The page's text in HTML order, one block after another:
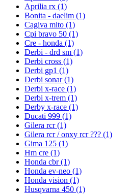
Aprilia rx (1)
Bonita - daelim (1)
Cagiva mito (1)
Cpi bravo 50 (1)
Cre - honda (1)
Derbi - drd sm (1)
Derbi cross (1)
Derbi gp1 (1)
Derbi sonar(1)
Derbi x-race (1)
Derbi x-trem (1)
Derby x-race (1)
Ducati 999 (1)
Gilera rcr(1)
Gilera rcr / onxy rcr ??? (1)
Gima 125 (1)
Hm cre (1)
Honda cbr(1)
Honda ev-neo (1)
Honda vision (1)
Husqvarna 450 (1)